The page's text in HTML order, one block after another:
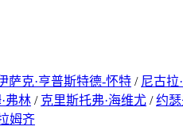
萨克·亨普斯特德-怀特 / 尼古拉
弗林 / 克里斯托弗·海维尤 /约瑟
姆齐